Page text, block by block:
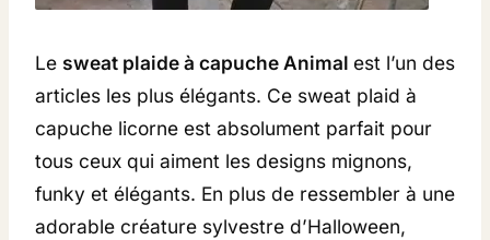
Le sweat plaide à capuche Animal est l’un des
articles les plus élégants. Ce sweat plaid à
capuche licorne est absolument parfait pour
tous ceux qui aiment les designs mignons,
funky et élégants. En plus de ressembler à une
adorable créature sylvestre d’Halloween,